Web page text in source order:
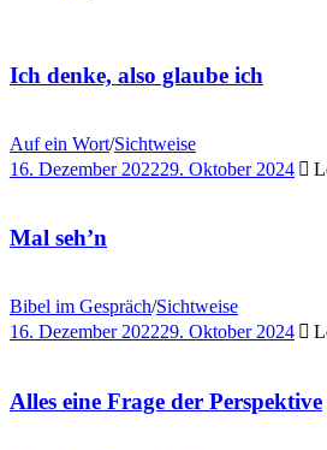
Ich denke, also glaube ich
Auf ein Wort/Sichtweise
16. Dezember 202229. Oktober 2024
Mal seh’n
Bibel im Gespräch/Sichtweise
16. Dezember 202229. Oktober 2024
Alles eine Frage der Perspektive